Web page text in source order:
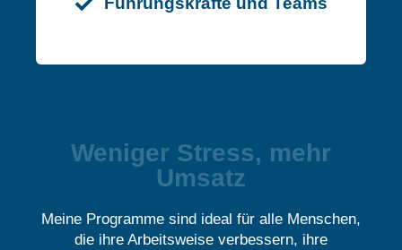
Weniger Stress, mehr
Umsatz
Meine Programme sind ideal für alle Menschen,
die ihre Arbeitsweise verbessern, ihre